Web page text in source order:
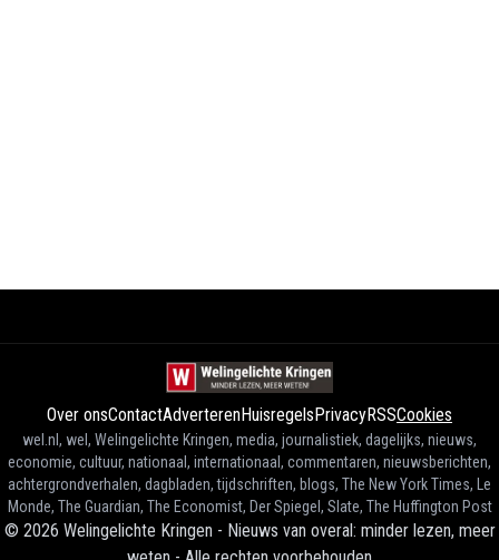
Over onsContactAdverterenHuisregelsPrivacyRSSCookies
wel.nl, wel, Welingelichte Kringen, media, journalistiek, dagelijks, nieuws,
economie, cultuur, nationaal, internationaal, commentaren, nieuwsberichten,
achtergrondverhalen, dagbladen, tijdschriften, blogs, The New York Times, Le
Monde, The Guardian, The Economist, Der Spiegel, Slate, The Huffington Post
© 2026 Welingelichte Kringen - Nieuws van overal: minder lezen, meer